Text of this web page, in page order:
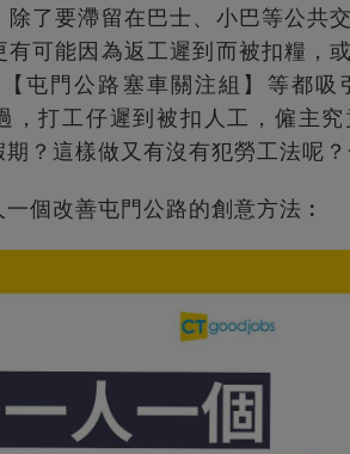
了要滯留在巴士、小巴等公共
有可能因為返工遲到而被扣糧，
屯門公路塞車關注組】等都吸
，打工仔遲到被扣人工，僱主
？這樣做又有沒有犯勞工法呢
個改善屯門公路的創意方法︰